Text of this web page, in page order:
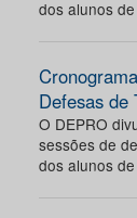
dos alunos
Defesas de
O DEPRO
sessões de
dos alunos